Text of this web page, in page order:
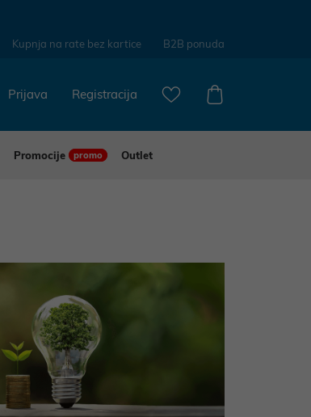
Kupnja na rate bez kartice B2B ponuda
Registracija
Prijava
Promocije promo
Outlet